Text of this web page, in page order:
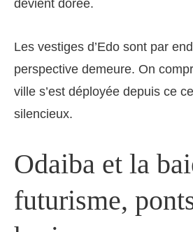
devient dorée.
Les vestiges d’Edo sont par
perspective demeure. On
ville s’est déployée depuis ce
silencieux.
Odaiba et la
futurisme,